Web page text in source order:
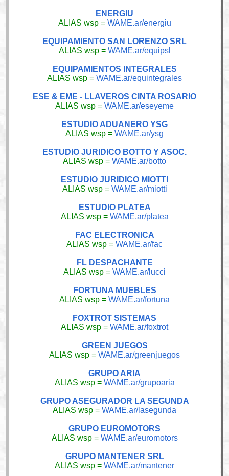
ENERGIU
ALIAS wsp = WAME.ar/energiu
EQUIPAMIENTO SAN LORENZO SRL
ALIAS wsp = WAME.ar/equipsl
EQUIPAMIENTOS INTEGRALES
ALIAS wsp = WAME.ar/equintegrales
ESE & EME - LLAVEROS CINTA ROSARIO
ALIAS wsp = WAME.ar/eseyeme
ESTUDIO ADUANERO YSG
ALIAS wsp = WAME.ar/ysg
ESTUDIO JURIDICO BOTTO Y ASOC.
ALIAS wsp = WAME.ar/botto
ESTUDIO JURIDICO MIOTTI
ALIAS wsp = WAME.ar/miotti
ESTUDIO PLATEA
ALIAS wsp = WAME.ar/platea
FAC ELECTRONICA
ALIAS wsp = WAME.ar/fac
FL DESPACHANTE
ALIAS wsp = WAME.ar/lucci
FORTUNA MUEBLES
ALIAS wsp = WAME.ar/fortuna
FOXTROT SISTEMAS
ALIAS wsp = WAME.ar/foxtrot
GREEN JUEGOS
ALIAS wsp = WAME.ar/greenjuegos
GRUPO ARIA
ALIAS wsp = WAME.ar/grupoaria
GRUPO ASEGURADOR LA SEGUNDA
ALIAS wsp = WAME.ar/lasegunda
GRUPO EUROMOTORS
ALIAS wsp = WAME.ar/euromotors
GRUPO MANTENER SRL
ALIAS wsp = WAME.ar/mantener